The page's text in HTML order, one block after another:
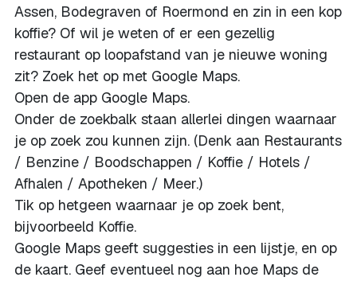
Assen, Bodegraven of Roermond en zin in een kop
koffie? Of wil je weten of er een gezellig
restaurant op loopafstand van je nieuwe woning
zit? Zoek het op met Google Maps.
Open de app Google Maps.
Onder de zoekbalk staan allerlei dingen waarnaar
je op zoek zou kunnen zijn. (Denk aan Restaurants
/ Benzine / Boodschappen / Koffie / Hotels /
Afhalen / Apotheken / Meer.)
Tik op hetgeen waarnaar je op zoek bent,
bijvoorbeeld Koffie.
Google Maps geeft suggesties in een lijstje, en op
de kaart. Geef eventueel nog aan hoe Maps de